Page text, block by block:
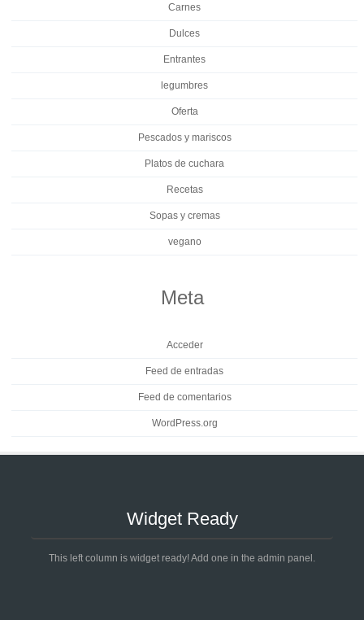
Carnes
Dulces
Entrantes
legumbres
Oferta
Pescados y mariscos
Platos de cuchara
Recetas
Sopas y cremas
vegano
Meta
Acceder
Feed de entradas
Feed de comentarios
WordPress.org
Widget Ready
This left column is widget ready! Add one in the admin panel.